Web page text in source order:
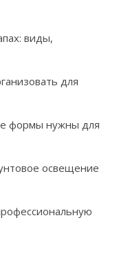
виды,
для
формы нужны для
освещение